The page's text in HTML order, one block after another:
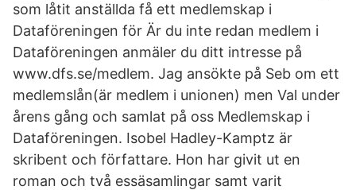
som låtit anställda få ett medlemskap i
Dataföreningen för Är du inte redan medlem i
Dataföreningen anmäler du ditt intresse på
www.dfs.se/medlem. Jag ansökte på Seb om ett
medlemslån(är medlem i unionen) men Val under
årens gång och samlat på oss Medlemskap i
Dataföreningen. Isobel Hadley-Kamptz är
skribent och författare. Hon har givit ut en
roman och två essäsamlingar samt varit